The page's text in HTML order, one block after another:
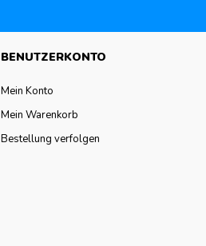
BENUTZERKONTO
Mein Konto
Mein Warenkorb
Bestellung verfolgen